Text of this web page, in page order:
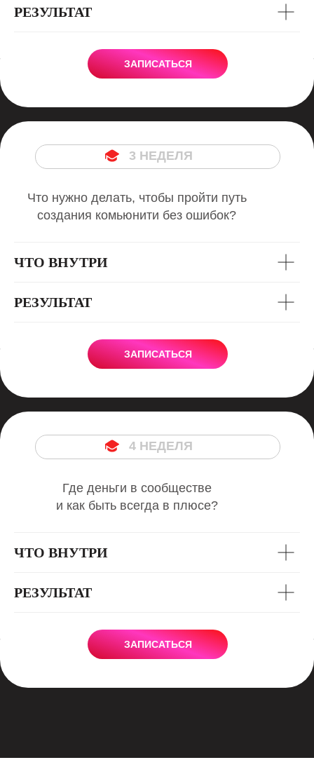
РЕЗУЛЬТАТ
ЗАПИСАТЬСЯ
Что нужно делать, чтобы пройти путь
создания комьюнити без ошибок?
3 НЕДЕЛЯ
ЧТО ВНУТРИ
РЕЗУЛЬТАТ
ЗАПИСАТЬСЯ
Где деньги в сообществе
и как быть всегда в плюсе?
4 НЕДЕЛЯ
ЧТО ВНУТРИ
РЕЗУЛЬТАТ
ЗАПИСАТЬСЯ